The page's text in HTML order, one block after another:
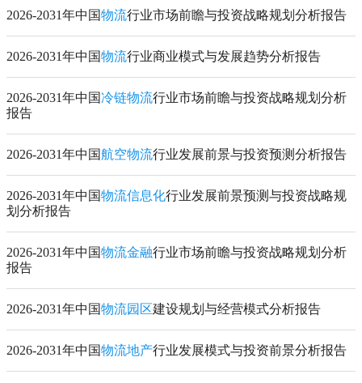
2026-2031年中国物流行业市场前瞻与投资战略规划分析报告
2026-2031年中国物流行业商业模式与发展趋势分析报告
2026-2031年中国冷链物流行业市场前瞻与投资战略规划分析
报告
2026-2031年中国航空物流行业发展前景与投资预测分析报告
2026-2031年中国物流信息化行业发展前景预测与投资战略规
划分析报告
2026-2031年中国物流金融行业市场前瞻与投资战略规划分析
报告
2026-2031年中国物流园区建设规划与经营模式分析报告
2026-2031年中国物流地产行业发展模式与投资前景分析报告